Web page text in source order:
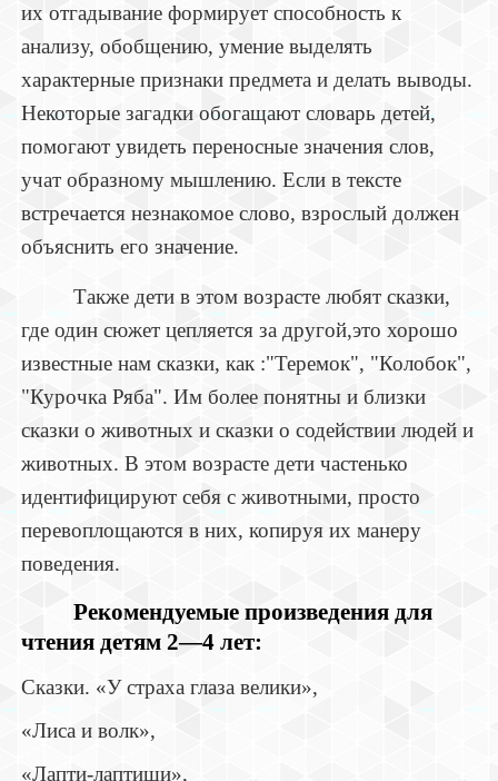
их отгадывание формирует способность к
анализу, обобщению, умение выделять
характерные признаки предмета и делать выводы.
Некоторые загадки обогащают словарь детей,
помогают увидеть переносные значения слов,
учат образному мышлению. Если в тексте
встречается незнакомое слово, взрослый должен
объяснить его значение.
Также дети в этом возрасте любят сказки,
где один сюжет цепляется за другой,это хорошо
известные нам сказки, как :"Теремок", "Колобок",
"Курочка Ряба". Им более понятны и близки
сказки о животных и сказки о содействии людей и
животных. В этом возрасте дети частенько
идентифицируют себя с животными, просто
перевоплощаются в них, копируя их манеру
поведения.
Рекомендуемые произведения для
чтения детям 2—4 лет:
Сказки. «У страха глаза велики»,
«Лиса и волк»,
«Лапти-лаптищи»,